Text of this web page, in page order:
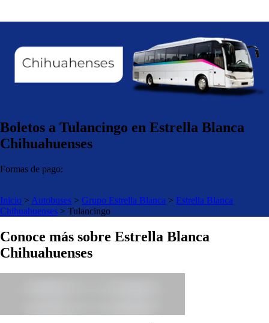
Boletos a Tulancingo en Estrella Blanca
Chihuahuenses
Formas de pago:
Inicio > Autobuses > Grupo Estrella Blanca > Estrella Blanca
Chihuahuenses > Tulancingo
Conoce más sobre Estrella Blanca
Chihuahuenses